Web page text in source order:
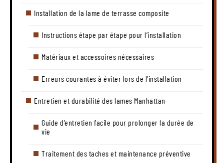
Installation de la lame de terrasse composite
Instructions étape par étape pour l’installation
Matériaux et accessoires nécessaires
Erreurs courantes à éviter lors de l’installation
Entretien et durabilité des lames Manhattan
Guide d’entretien facile pour prolonger la durée de
vie
Traitement des taches et maintenance préventive